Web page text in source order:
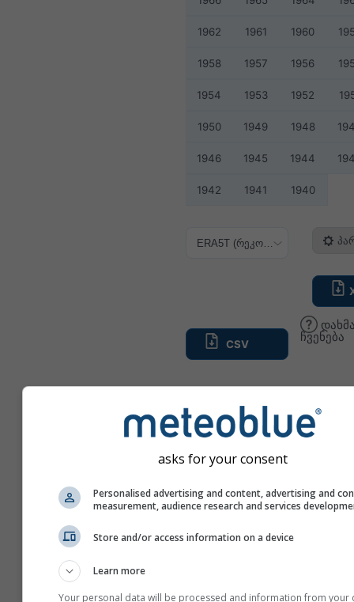
1962 1961 1960
1958 1957 1956
1954 1953 1952
1950 1949 1948
1946 1945 1944
1942 1941 1940
ტემპერატურა & წნევა
ტემპერატურა [2 მ
ზრდის ხარისხის
ჩვენება
asks for your consent
Personalised advertising and content, advertising and
measurement, audience research and services
Store and/or access information on a device
Learn more
Your personal data will be processed and information from your